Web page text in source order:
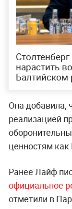
нарастить
Балтийском
Она добавила,
реализацией
ценностям
Ранее Лайф
официальное
отметили в